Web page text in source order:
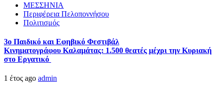
ΜΕΣΣΗΝΙΑ
Περιφέρεια Πελοποννήσου
Πολιτισμός
3ο Παιδικό και Εφηβικό Φεστιβάλ
Κινηματογράφου Καλαμάτας: 1.500 θεατές μέχρι την Κυριακή
στο Εργατικό
1 έτος ago admin